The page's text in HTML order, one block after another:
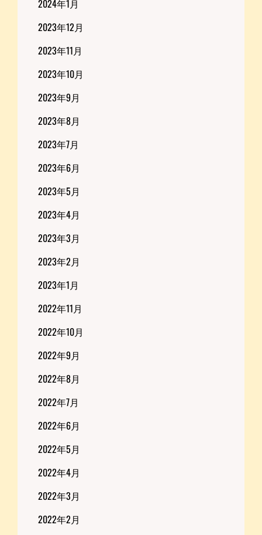
2024年1月
2023年12月
2023年11月
2023年10月
2023年9月
2023年8月
2023年7月
2023年6月
2023年5月
2023年4月
2023年3月
2023年2月
2023年1月
2022年11月
2022年10月
2022年9月
2022年8月
2022年7月
2022年6月
2022年5月
2022年4月
2022年3月
2022年2月